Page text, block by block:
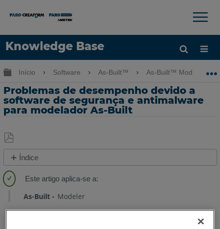
Knowledge Base
Idioma
×
Expandir/recolher hierarquia global
Início Software As-Built™ As-Built™ Modeler
Problemas de desempenho devido a
software de segurança e antimalware
para modelador As-Built
Salvar
como
PDF
Índice
candidatas
de
As-Built Modeler